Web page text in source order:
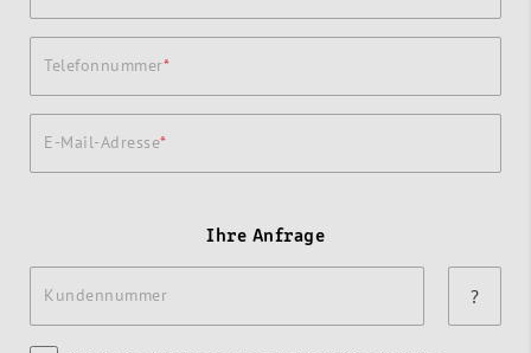
Telefonnummer
E-Mail-Adresse
Ihre Anfrage
Kundennummer ?